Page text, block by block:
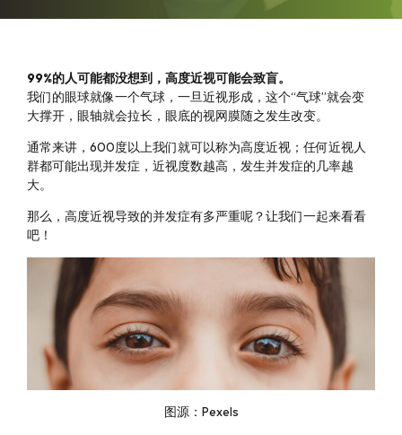
99%的人可能都没想到，高度近视可能会致盲。
我们的眼球就像一个气球，一旦近视形成，这个“气球”就会变
大撑开，眼轴就会拉长，眼底的视网膜随之发生改变。
通常来讲，600度以上我们就可以称为高度近视；任何近视人
群都可能出现并发症，近视度数越高，发生并发症的几率越
大。
那么，高度近视导致的并发症有多严重呢？让我们一起来看看
吧！
图源：Pexels